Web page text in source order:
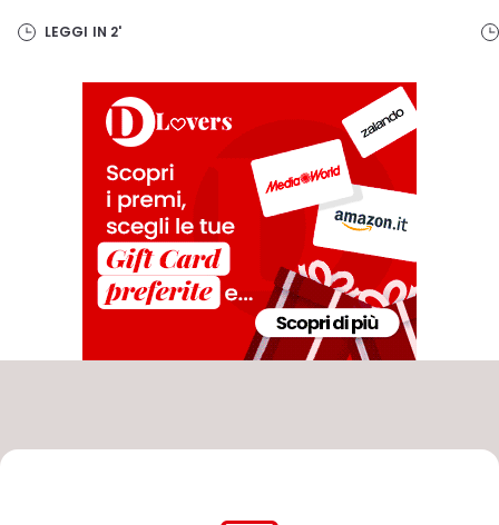
LEGGI IN 2'